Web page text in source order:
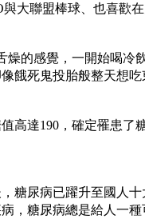
大聯盟棒球、也喜歡
燥的感覺，一開始喝
餓死鬼投胎般整天想
高達190，確定罹患
糖尿病已躍升至國人
，糖尿病總是給人一